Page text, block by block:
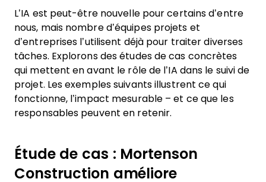
L’IA est peut-être nouvelle pour certains d’entre
nous, mais nombre d’équipes projets et
d’entreprises l’utilisent déjà pour traiter diverses
tâches. Explorons des études de cas concrètes
qui mettent en avant le rôle de l’IA dans le suivi de
projet. Les exemples suivants illustrent ce qui
fonctionne, l’impact mesurable – et ce que les
responsables peuvent en retenir.
Étude de cas : Mortenson
Construction améliore